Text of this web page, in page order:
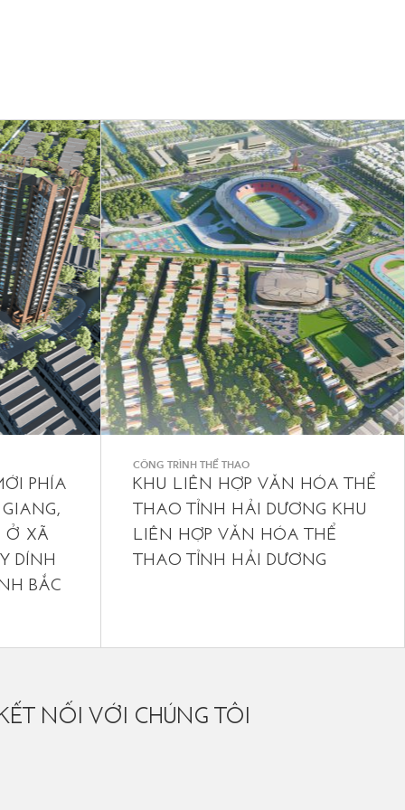
PHÍA
Ở XÃ
DÍNH
BẮC
CÔNG TRÌNH THỂ THAO
KHU LIÊN HỢP VĂN HÓA THỂ
THAO TỈNH HẢI DƯƠNG KHU
LIÊN HỢP VĂN HÓA THỂ
THAO TỈNH HẢI DƯƠNG
NỐI VỚI CHÚNG TÔI